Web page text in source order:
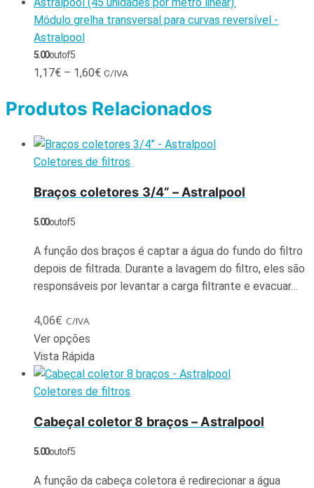
Módulo grelha transversal para curvas reversível -
Astralpool
5.00out of 5
1,17€ – 1,60€ C/IVA
Produtos Relacionados
Coletores de filtros
Braços coletores 3/4” – Astralpool
5.00out of 5
A função dos braços é captar a água do fundo do filtro
depois de filtrada. Durante a lavagem do filtro, eles são
responsáveis ​​por levantar a carga filtrante e evacuar…
4,06€ C/IVA
Ver opções
Vista Rápida
Coletores de filtros
Cabeçal coletor 8 braços – Astralpool
5.00out of 5
A função da cabeça coletora é redirecionar a água